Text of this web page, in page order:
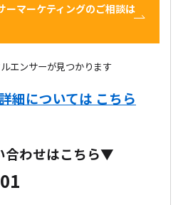
ーマーケティングのご相談は
エンサーが見つかります
については こちら
合わせはこちら▼